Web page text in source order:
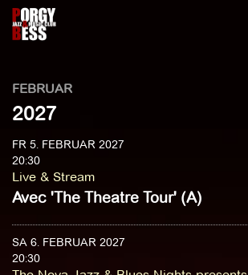
FEBRUAR
2027
FR 5. FEBRUAR 2027
20:30
Live & Stream
Avec 'The Theatre Tour' (A)
SA 6. FEBRUAR 2027
20:30